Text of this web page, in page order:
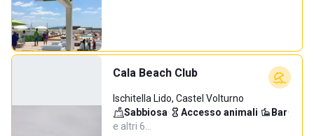
Cala Beach Club
Ischitella Lido, Castel Volturno
Sabbiosa· Accesso animali· Bar·
e altri 6…